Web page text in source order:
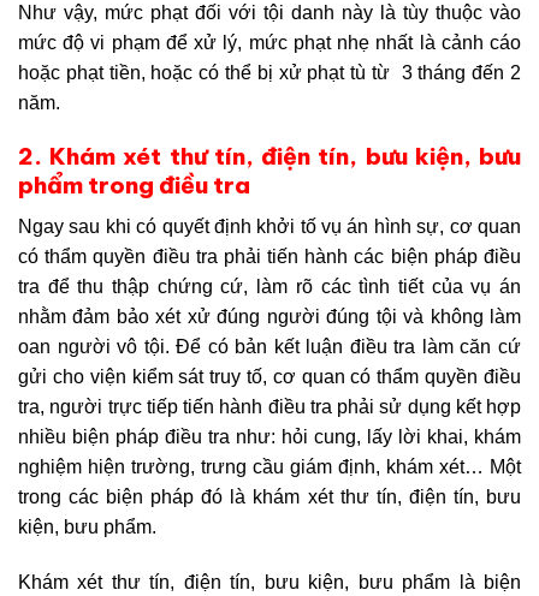
Như vậy, mức phạt đối với tội danh này là tùy thuộc vào
mức độ vi phạm để xử lý, mức phạt nhẹ nhất là cảnh cáo
hoặc phạt tiền, hoặc có thể bị xử phạt tù từ 3 tháng đến 2
năm.
2. Khám xét thư tín, điện tín, bưu kiện, bưu
phẩm trong điều tra
Ngay sau khi có quyết định khởi tố vụ án hình sự, cơ quan
có thẩm quyền điều tra phải tiến hành các biện pháp điều
tra để thu thập chứng cứ, làm rõ các tình tiết của vụ án
nhằm đảm bảo xét xử đúng người đúng tội và không làm
oan người vô tội. Để có bản kết luận điều tra làm căn cứ
gửi cho viện kiểm sát truy tố, cơ quan có thẩm quyền điều
tra, người trực tiếp tiến hành điều tra phải sử dụng kết hợp
nhiều biện pháp điều tra như: hỏi cung, lấy lời khai, khám
nghiệm hiện trường, trưng cầu giám định, khám xét… Một
trong các biện pháp đó là khám xét thư tín, điện tín, bưu
kiện, bưu phẩm.
Khám xét thư tín, điện tín, bưu kiện, bưu phẩm là biện